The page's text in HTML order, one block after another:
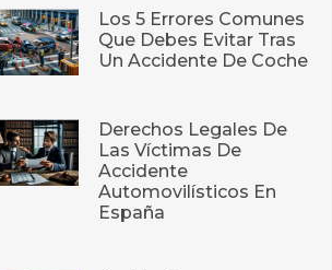
Los 5 Errores Comunes
Que Debes Evitar Tras
Un Accidente De Coche
Derechos Legales De
Las Víctimas De
Accidente
Automovilísticos En
España